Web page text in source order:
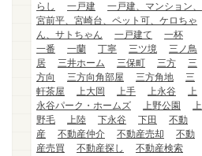
らし
一戸建
一戸建、マンション、
宮前平、宮崎台、ペット可、ケロちゃ
ん、サトちゃん
一戸建て
一杯
一番
一蘭 丁寧 三ツ境
三ノ鳥
居
三井ホーム 三保町 三方
三
方向
三方向角部屋 三方角地
三
軒茶屋
上大岡 上手 上永谷
上
永谷パーク・ホームズ
上野公園
上
野毛
上陸 下永谷 下田
不動
産
不動産仲介 不動産売却
不動
産売買
不動産探し
不動産検索